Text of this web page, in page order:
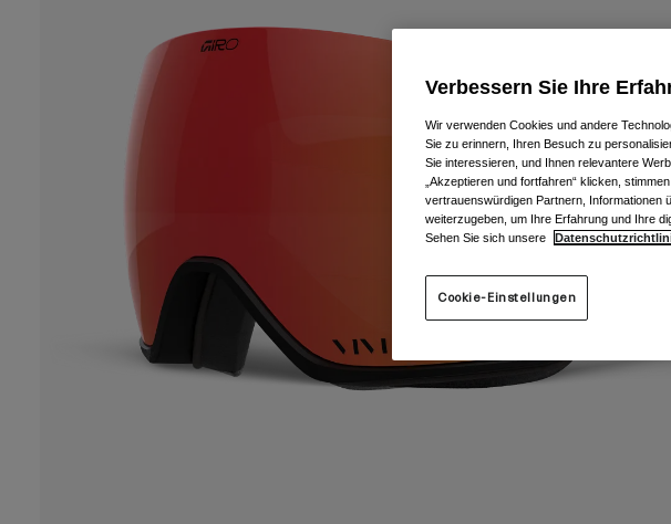
Verbessern Sie Ihre
Wir verwenden Cookies und andere
Sie zu erinnern, Ihren Besuch zu
Sie interessieren, und Ihnen relevantere
„Akzeptieren und fortfahren“ klicken,
vertrauenswürdigen Partnern, Informationen
weiterzugeben, um Ihre Erfahrung und Ihre
Sehen Sie sich unsere
Cookie-Einstellungen